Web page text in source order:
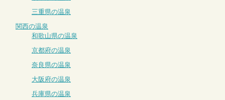
三重県の温泉
関西の温泉
和歌山県の温泉
京都府の温泉
奈良県の温泉
大阪府の温泉
兵庫県の温泉